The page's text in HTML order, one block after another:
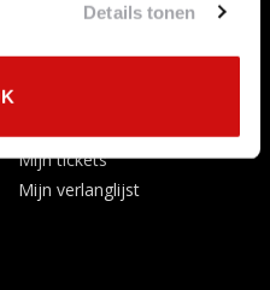
Details tonen
Mijn tickets
Mijn verlanglijst